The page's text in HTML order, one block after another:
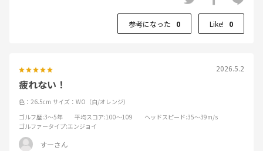
参考になった 0 Like! 0
2026.5.2
疲れない！
色：26.5cm サイズ：WO（白/オレンジ）
ゴルフ歴:3～5年 平均スコア:100～109 ヘッドスピード:35～39m/s
ゴルファータイプ:エンジョイ
すーさん